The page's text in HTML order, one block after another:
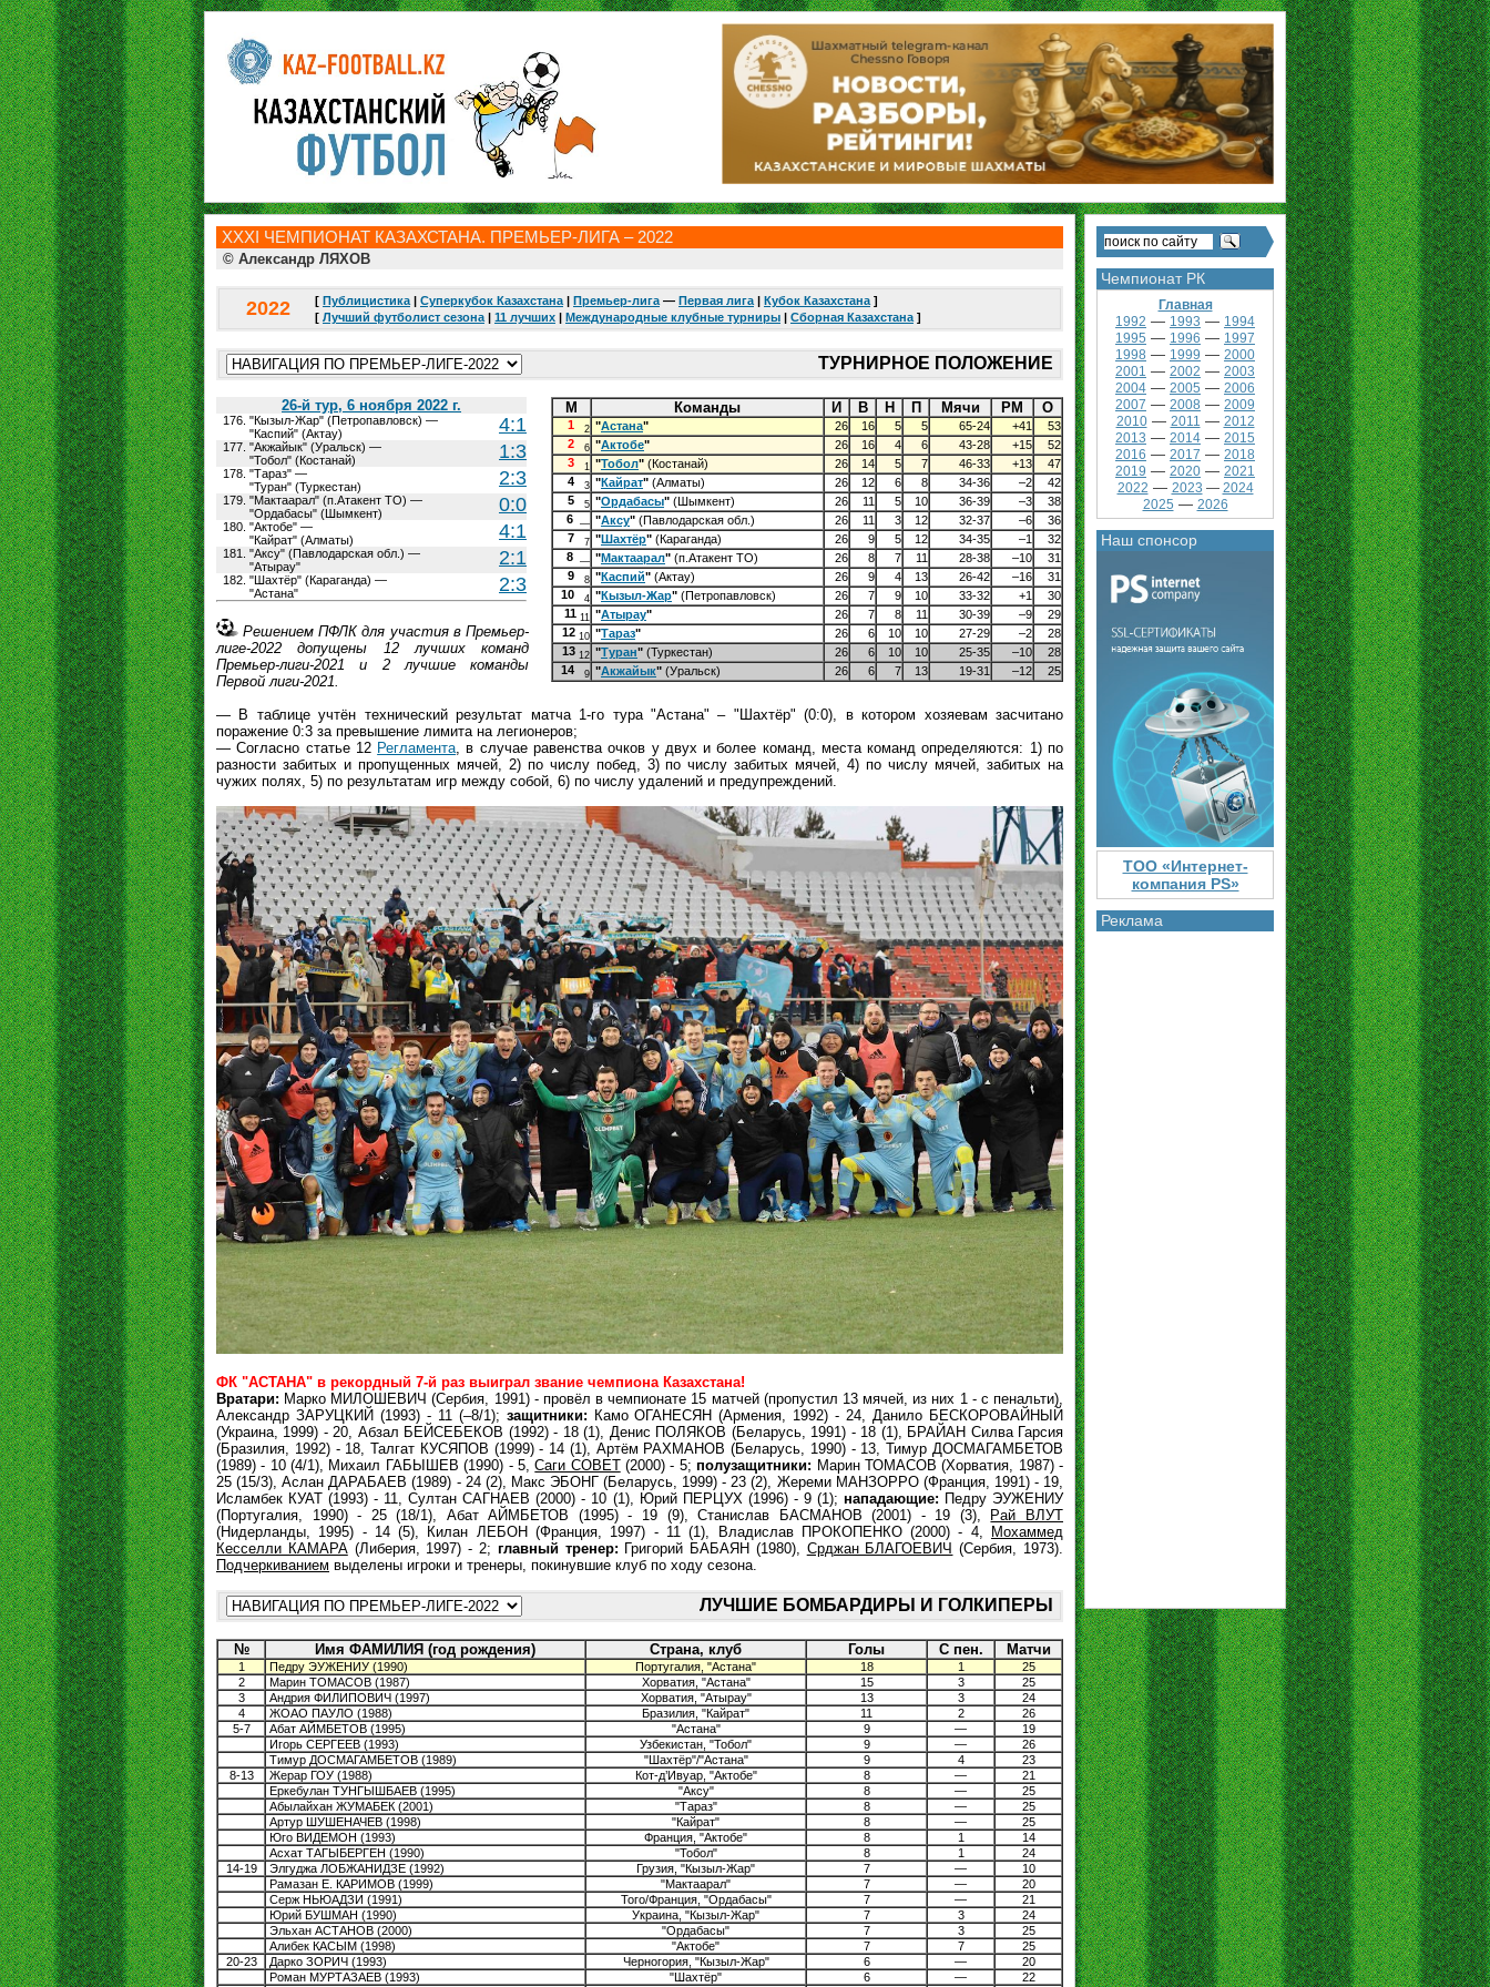
ХXXI ЧЕМПИОНАТ КАЗАХСТАНА. ПРЕМЬЕР-ЛИГА – 2022
© Александр ЛЯХОВ
2022 [ Публицистика | Суперкубок Казахстана | Премьер-лига — Первая лига | Кубок Казахстана ]
[ Лучший футболист сезона | 11 лучших | Международные клубные турниры | Сборная Казахстана ]
ТУРНИРНОЕ ПОЛОЖЕНИЕ
26-й тур, 6 ноября 2022 г.
176. "Кызыл-Жар" (Петропавловск) —
"Каспий" (Актау)
4:1
177. "Акжайык" (Уральск) —
"Тобол" (Костанай)
1:3
178. "Тараз" —
"Туран" (Туркестан)
2:3
179. "Мактаарал" (п.Атакент ТО) —
"Ордабасы" (Шымкент)
0:0
180. "Актобе" —
"Кайрат" (Алматы)
4:1
181. "Аксу" (Павлодарская обл.) —
"Атырау"
2:1
182. "Шахтёр" (Караганда) —
"Астана"
2:3
Решением ПФЛК для участия в Премьер-
лиге-2022 допущены 12 лучших команд
Премьер-лиги-2021 и 2 лучшие команды
Первой лиги-2021.
М Команды И В Н П Мячи РМ О
1 2 "Астана" 26 16 5 5 65-24 +41
53
2
6 "Актобе" 26 16 4 6 43-28 +15
52
3
1 "Тобол" (Костанай) 26 14 5 7 46-33 +13
47
4
3 "Кайрат" (Алматы) 26 12 6 8 34-36 –2
42
5
5 "Ордабасы" (Шымкент) 26 11 5 10 36-39 –3
38
6 — "Аксу" (Павлодарская обл.) 26 11 3 12 32-37 –6
36
7
7 "Шахтёр" (Караганда) 26 9 5 12 34-35 –1
32
8 — "Мактаарал" (п.Атакент ТО) 26 8 7 11 28-38 –10
31
9
8 "Каспий" (Актау) 26 9 4 13 26-42 –16
31
10
4 "Кызыл-Жар" (Петропавловск) 26 7 9 10 33-32 +1
30
11 11 "Атырау" 26 7 8 11 30-39 –9
29
12 10 "Тараз" 26 6 10 10 27-29 –2
28
13 12 "Туран" (Туркестан) 26 6 10 10 25-35 –10
28
14
9 "Акжайык" (Уральск) 26 6 7 13 19-31 –12 25
— В таблице учтён технический результат матча 1-го тура "Астана" – "Шахтёр" (0:0), в котором хозяевам засчитано
поражение 0:3 за превышение лимита на легионеров;
— Согласно статье 12 Регламента, в случае равенства очков у двух и более команд, места команд определяются: 1) по
разности забитых и пропущенных мячей, 2) по числу побед, 3) по числу забитых мячей, 4) по числу мячей, забитых на
чужих полях, 5) по результатам игр между собой, 6) по числу удалений и предупреждений.
ФК "АСТАНА" в рекордный 7-й раз выиграл звание чемпиона Казахстана!
Вратари: Марко МИЛОШЕВИЧ (Сербия, 1991) - провёл в чемпионате 15 матчей (пропустил 13 мячей, из них 1 - с пенальти),
Александр ЗАРУЦКИЙ (1993) - 11 (–8/1); защитники: Камо ОГАНЕСЯН (Армения, 1992) - 24, Данило БЕСКОРОВАЙНЫЙ
(Украина, 1999) - 20, Абзал БЕЙСЕБЕКОВ (1992) - 18 (1), Денис ПОЛЯКОВ (Беларусь, 1991) - 18 (1), БРАЙАН Силва Гарсия
(Бразилия, 1992) - 18, Талгат КУСЯПОВ (1999) - 14 (1), Артём РАХМАНОВ (Беларусь, 1990) - 13, Тимур ДОСМАГАМБЕТОВ
(1989) - 10 (4/1), Михаил ГАБЫШЕВ (1990) - 5,Саги СОВЕТ(2000) - 5;полузащитники: Марин ТОМАСОВ (Хорватия, 1987) -
25 (15/3), Аслан ДАРАБАЕВ (1989) - 24 (2), Макс ЭБОНГ (Беларусь, 1999) - 23 (2), Жереми МАНЗОРРО (Франция, 1991) - 19,
Исламбек КУАТ (1993) - 11, Султан САГНАЕВ (2000) - 10 (1), Юрий ПЕРЦУХ (1996) - 9 (1); нападающие: Педру ЭУЖЕНИУ
(Португалия, 1990) - 25 (18/1), Абат АЙМБЕТОВ (1995) - 19 (9), Станислав БАСМАНОВ (2001) - 19 (3),
Рай ВЛУТ
(Нидерланды, 1995) - 14 (5), Килан ЛЕБОН (Франция, 1997) - 11 (1), Владислав ПРОКОПЕНКО (2000) - 4,
Мохаммед
Кесселли КАМАРА(Либерия, 1997) - 2; главный тренер: Григорий БАБАЯН (1980), Срджан БЛАГОЕВИЧ (Сербия, 1973).
Подчеркиванием выделены игроки и тренеры, покинувшие клуб по ходу сезона.
ЛУЧШИЕ БОМБАРДИРЫ И ГОЛКИПЕРЫ
№ Имя ФАМИЛИЯ (год рождения) Страна, клуб Голы С пен. Матчи
1 Педру ЭУЖЕНИУ (1990) Португалия, "Астана" 18 1
25
2
Марин ТОМАСОВ (1987) Хорватия, "Астана" 15 3
25
3
Андрия ФИЛИПОВИЧ (1997) Хорватия, "Атырау" 13 3
24
4
ЖОАО ПАУЛО (1988) Бразилия, "Кайрат" 11 2
26
5-7
Абат АЙМБЕТОВ (1995) "Астана" 9 —
19
Игорь СЕРГЕЕВ (1993)
Узбекистан, "Тобол" 9 —
26
Тимур ДОСМАГАМБЕТОВ (1989)
"Шахтёр"/"Астана" 9 4
23
8-13
Жерар ГОУ (1988) Кот-д’Ивуар, "Актобе" 8 —
21
Еркебулан ТУНГЫШБАЕВ (1995)
"Аксу" 8 —
25
Абылайхан ЖУМАБЕК (2001)
"Тараз" 8 —
25
Артур ШУШЕНАЧЕВ (1998)
"Кайрат" 8 —
25
Юго ВИДЕМОН (1993)
Франция, "Актобе" 8 1
14
Асхат ТАГЫБЕРГЕН (1990)
"Тобол" 8 1
24
14-19
Элгуджа ЛОБЖАНИДЗЕ (1992) Грузия, "Кызыл-Жар" 7 —
10
Рамазан Е. КАРИМОВ (1999)
"Мактаарал" 7 —
20
Серж НЬЮАДЗИ (1991)
Того/Франция, "Ордабасы" 7 —
21
Юрий БУШМАН (1990)
Украина, "Кызыл-Жар" 7 3
24
Эльхан АСТАНОВ (2000)
"Ордабасы" 7 3
25
Алибек КАСЫМ (1998)
"Актобе" 7 7
25
20-23
Дарко ЗОРИЧ (1993) Черногория, "Кызыл-Жар" 6 —
20
Роман МУРТАЗАЕВ (1993)
"Шахтёр" 6 —
22
Чемпионат РК
Главная
1992 — 1993 — 1994
1995 — 1996 — 1997
1998 — 1999 — 2000
2001 — 2002 — 2003
2004 — 2005 — 2006
2007 — 2008 — 2009
2010— 2011 — 2012
2013 — 2014 — 2015
2016 — 2017 — 2018
2019 — 2020 — 2021
2022 — 2023 — 2024
2025 — 2026
Наш спонсор
ТОО «Интернет-
компания PS»
Реклама